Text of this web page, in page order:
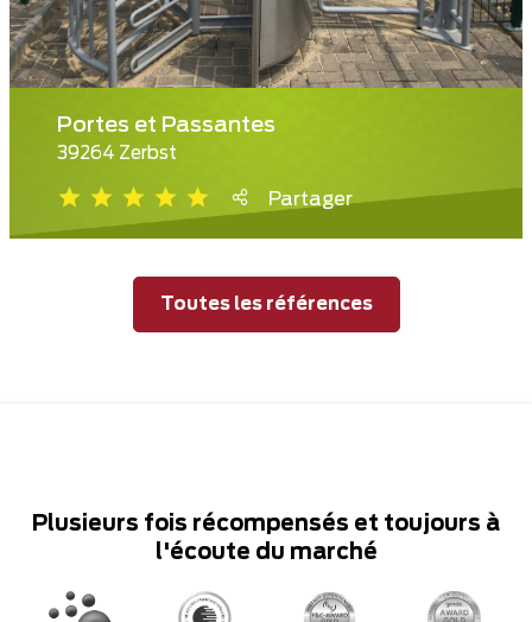
Portes et Passantes
39264 Zerbst
Partager
Toutes les références
Plusieurs fois récompensés et toujours à
l'écoute du marché